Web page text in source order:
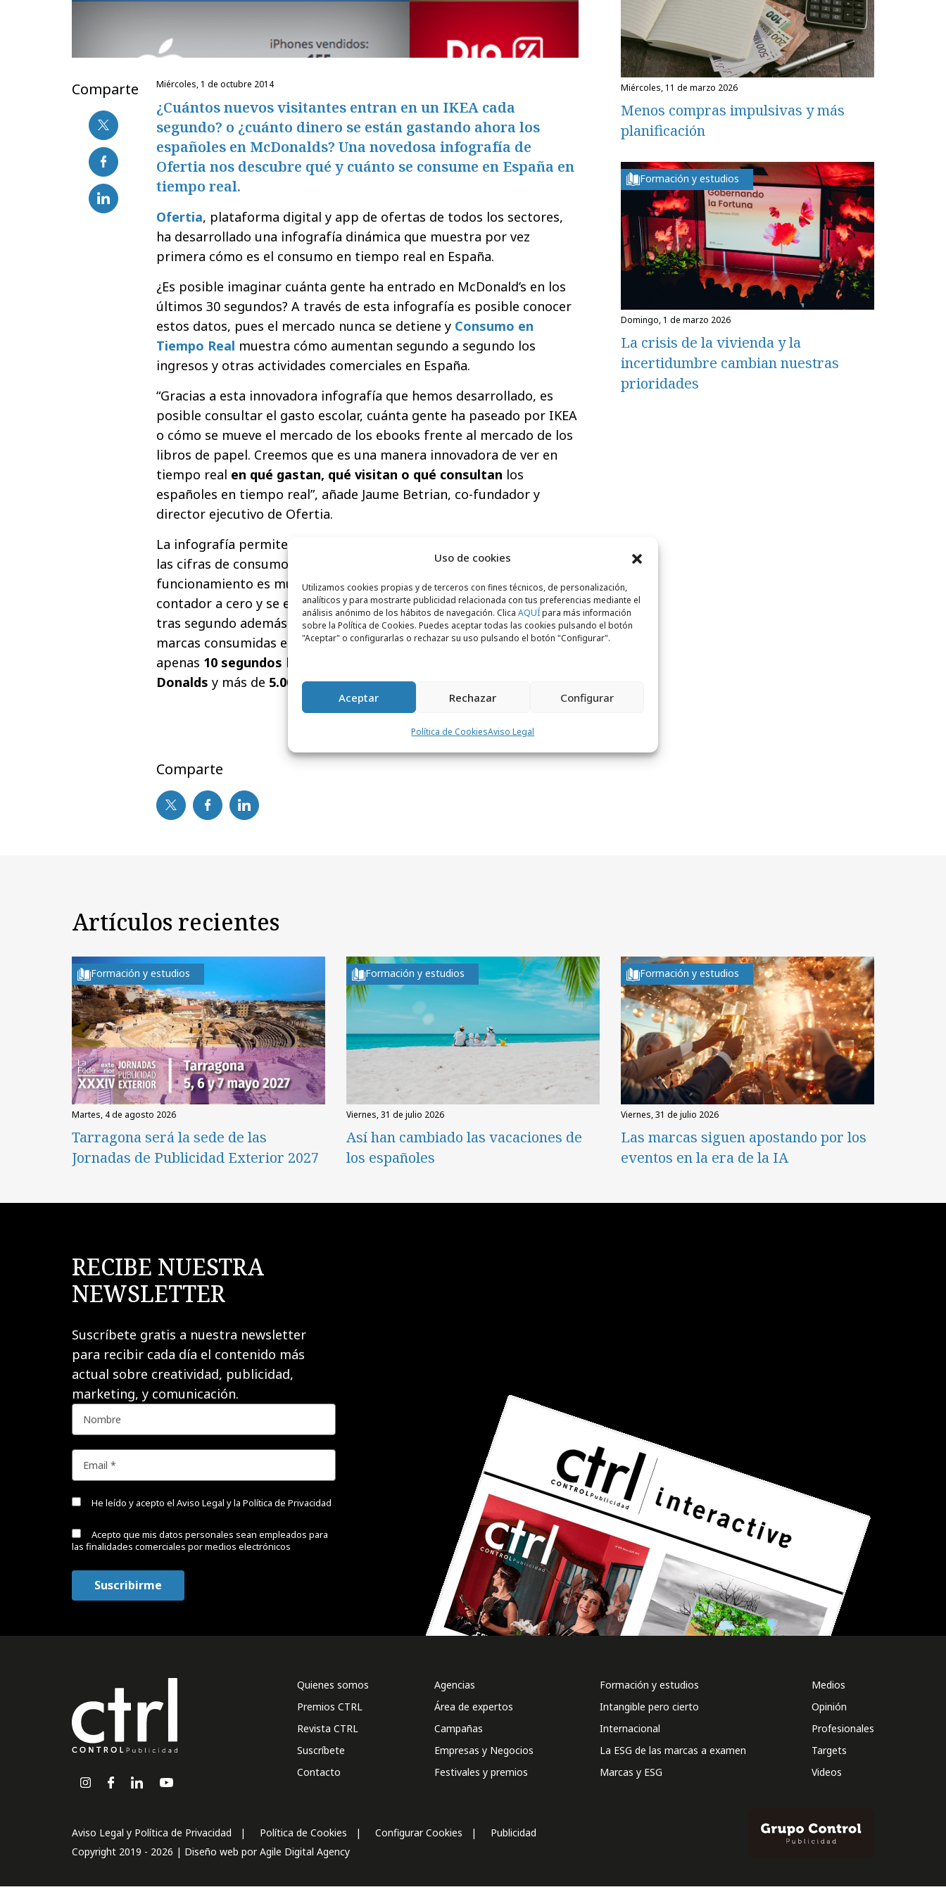
Uso de cookies
Utilizamos cookies propias y de terceros con fines técnicos, de personalización,
analíticos y para mostrarte publicidad relacionada con tus preferencias mediante el
análisis anónimo de los hábitos de navegación. Clica AQUÍpara más información
sobre la Política de Cookies. Puedes aceptar todas las cookies pulsando el botón
"Aceptar" o configurarlas o rechazar su uso pulsando el botón "Configurar".
Aceptar Rechazar Configurar
Política de CookiesAviso Legal
Comparte miércoles, 1 de octubre 2014
¿Cuántos nuevos visitantes entran en un IKEA cada
segundo? o ¿cuánto dinero se están gastando ahora los
españoles en McDonalds? Una novedosa infografía de
Ofertia nos descubre qué y cuánto se consume en España en
tiempo real.
Ofertia, plataforma digital y app de ofertas de todos los sectores,
ha desarrollado una infografía dinámica que muestra por vez
primera cómo es el consumo en tiempo real en España.
¿Es posible imaginar cuánta gente ha entrado en McDonald’s en los
últimos 30 segundos? A través de esta infografía es posible conocer
estos datos, pues el mercado nunca se detiene y Consumo en
Tiempo Real muestra cómo aumentan segundo a segundo los
ingresos y otras actividades comerciales en España.
“Gracias a esta innovadora infografía que hemos desarrollado, es
posible consultar el gasto escolar, cuánta gente ha paseado por IKEA
o cómo se mueve el mercado de los ebooks frente al mercado de los
libros de papel. Creemos que es una manera innovadora de ver en
tiempo real en qué gastan, qué visitan o qué consultan los
españoles en tiempo real”, añade Jaume Betrian, co-fundador y
director ejecutivo de Ofertia.
La infografía permite experimentar, a gran velocidad, como crecen
las cifras de consumo de los habitantes de España. El
funcionamiento es muy sencillo: al acceder en el gráfico se pone el
contador a cero y se empieza a ver como las cifras crecen segundo
tras segundo además de encontrar información sobre las principales
marcas consumidas en España. De hecho, según la infografía, en
apenas 10 segundos los consumidores se han
Donalds y más de 5.000€ en los supermercados DIA.
Comparte
miércoles, 11 de marzo 2026
Menos compras impulsivas y más
planificación
Formación y estudios
domingo, 1 de marzo 2026
La crisis de la vivienda y la
incertidumbre cambian nuestras
prioridades
Artículos recientes
Formación y estudios
martes, 4 de agosto 2026
Tarragona será la sede de las
Jornadas de Publicidad Exterior 2027
Formación y estudios
viernes, 31 de julio 2026
Así han cambiado las vacaciones de
los españoles
Formación y estudios
viernes, 31 de julio 2026
Las marcas siguen apostando por los
eventos en la era de la IA
RECIBE NUESTRA
NEWSLETTER
Suscríbete gratis a nuestra newsletter
para recibir cada día el contenido más
actual sobre creatividad, publicidad,
marketing, y comunicación.
He leído y acepto el Aviso Legal y la Política de Privacidad
Acepto que mis datos personales sean empleados para
las finalidades comerciales por medios electrónicos
Quienes somos
Premios CTRL
Revista CTRL
Suscríbete
Contacto
Agencias
Área de expertos
Campañas
Empresas y Negocios
Festivales y premios
Formación y estudios
Intangible pero cierto
Internacional
La ESG de las marcas a examen
Marcas y ESG
Medios
Opinión
Profesionales
Targets
Videos
Aviso Legal y Política de Privacidad Política de Cookies Configurar Cookies
Publicidad
Copyright 2019 - 2026 | Diseño web porAgile Digital Agency